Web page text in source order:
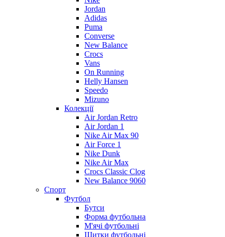
Jordan
Adidas
Puma
Converse
New Balance
Crocs
Vans
On Running
Helly Hansen
Speedo
Mizuno
Колекції
Air Jordan Retro
Air Jordan 1
Nike Air Max 90
Air Force 1
Nike Dunk
Nike Air Max
Crocs Classic Clog
New Balance 9060
Спорт
Футбол
Бутси
Форма футбольна
М'ячі футбольні
Щитки футбольні